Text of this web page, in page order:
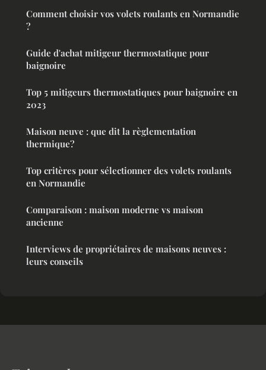
Comment choisir vos volets roulants en Normandie
?
Guide d'achat mitigeur thermostatique pour
baignoire
Top 5 mitigeurs thermostatiques pour baignoire en
2023
Maison neuve : que dit la règlementation
thermique?
Top critères pour sélectionner des volets roulants
en Normandie
Comparaison : maison moderne vs maison
ancienne
Interviews de propriétaires de maisons neuves :
leurs conseils